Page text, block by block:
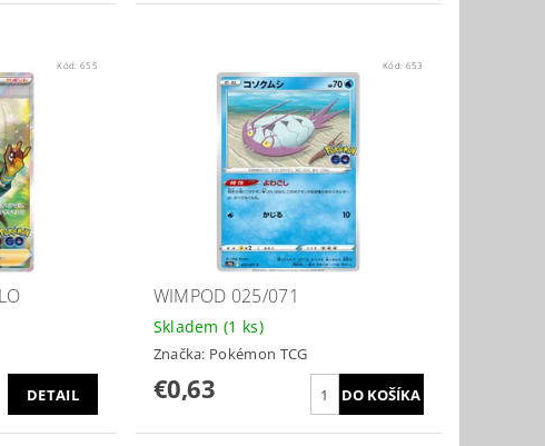
Kód:655
DETAIL
Kód: 653
WIMPOD 025/071
Skladem(1 ks)
Značka: Pokémon TCG
€0,63